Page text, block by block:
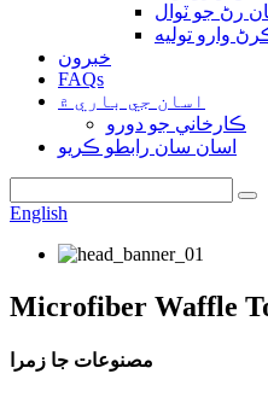
رڻ جو ٽوال
وارو توليه
خبرون
FAQs
اسان جي باري ۾
ڪارخاني جو دورو
اسان سان رابطو ڪريو
English
مصنوعات جا زمرا